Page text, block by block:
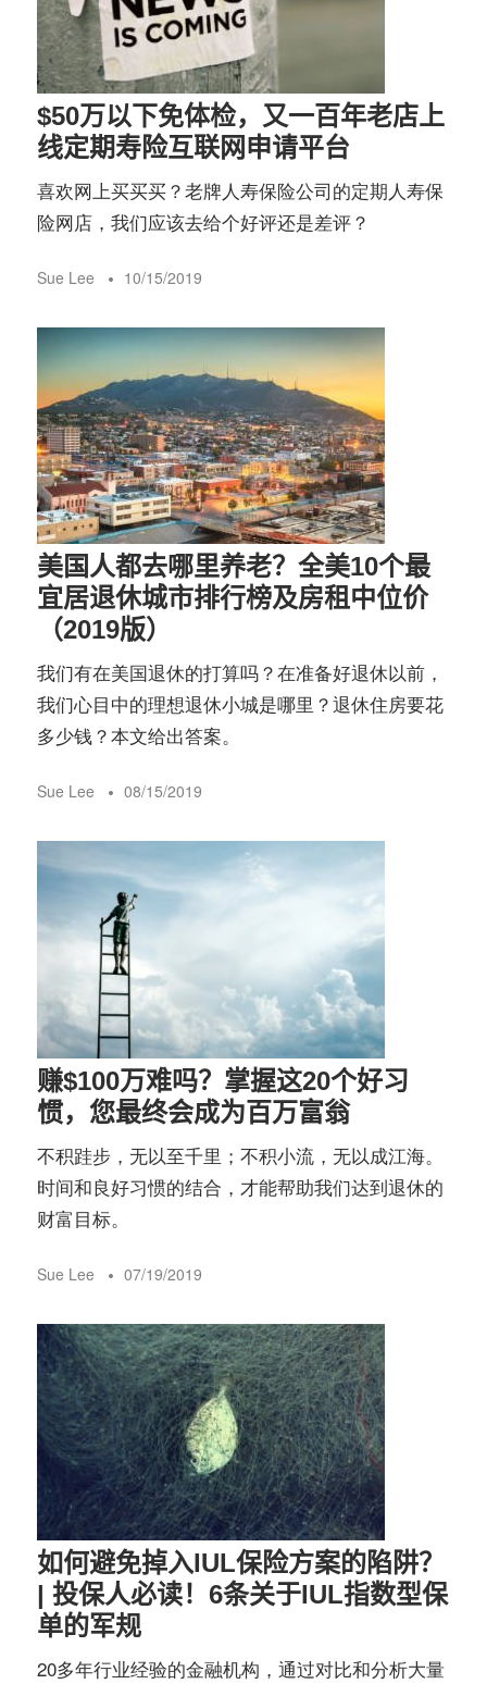
$50万以下免体检，又一百年老店上
线定期寿险互联网申请平台
喜欢网上买买买？老牌人寿保险公司的定期人寿保
险网店，我们应该去给个好评还是差评？
Sue Lee 10/15/2019
美国人都去哪里养老？全美10个最
宜居退休城市排行榜及房租中位价
（2019版）
我们有在美国退休的打算吗？在准备好退休以前，
我们心目中的理想退休小城是哪里？退休住房要花
多少钱？本文给出答案。
Sue Lee 08/15/2019
赚$100万难吗？掌握这20个好习
惯，您最终会成为百万富翁
不积跬步，无以至千里；不积小流，无以成江海。
时间和良好习惯的结合，才能帮助我们达到退休的
财富目标。
Sue Lee 07/19/2019
如何避免掉入IUL保险方案的陷阱？
| 投保人必读！6条关于IUL指数型保
单的军规
20多年行业经验的金融机构，通过对比和分析大量